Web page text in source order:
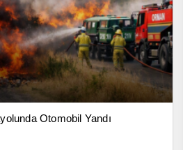
Otomobil Yandı